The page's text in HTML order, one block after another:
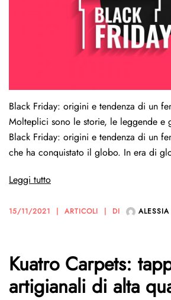
Black Friday: origini e tendenza di un
Molteplici sono le storie, le leggende e
Black Friday: origini e tendenza di un
che ha conquistato il globo. In era di
Leggi tutto
15/11/2021 ARTICOLI DI ALESSIA
Kuatro Carpets:
artigianali di alta